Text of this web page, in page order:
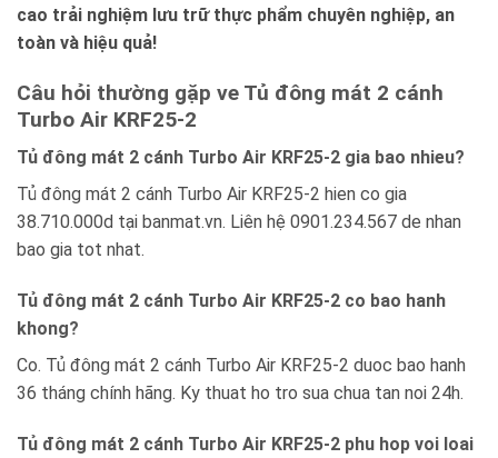
cao trải nghiệm lưu trữ thực phẩm chuyên nghiệp, an
toàn và hiệu quả!
Câu hỏi thường gặp ve Tủ đông mát 2 cánh
Turbo Air KRF25-2
Tủ đông mát 2 cánh Turbo Air KRF25-2 gia bao nhieu?
Tủ đông mát 2 cánh Turbo Air KRF25-2 hien co gia
38.710.000d tại banmat.vn. Liên hệ 0901.234.567 de nhan
bao gia tot nhat.
Tủ đông mát 2 cánh Turbo Air KRF25-2 co bao hanh
khong?
Co. Tủ đông mát 2 cánh Turbo Air KRF25-2 duoc bao hanh
36 tháng chính hãng. Ky thuat ho tro sua chua tan noi 24h.
Tủ đông mát 2 cánh Turbo Air KRF25-2 phu hop voi loai